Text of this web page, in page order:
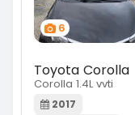
6
Toyota Corolla
Corolla 1.4L vvti
2017